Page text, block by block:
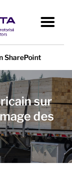
SharePoint
sur
des